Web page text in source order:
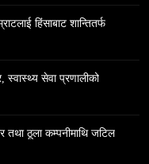
हिंसाबाट शान्तितर्फ
सेवा प्रणालीको
ठूला कम्पनीमाथि जटिल